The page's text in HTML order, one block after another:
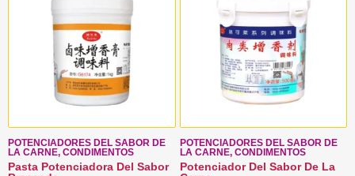
POTENCIADORES DEL SABOR DE
LA CARNE, CONDIMENTOS
Pasta Potenciadora Del Sabor
POTENCIADORES DEL SABOR DE
LA CARNE, CONDIMENTOS
Potenciador Del Sabor De La